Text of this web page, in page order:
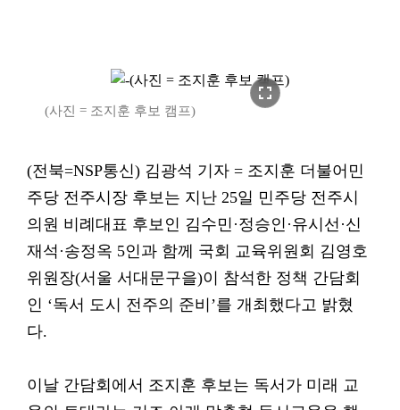
fullscreen
(사진 = 조지훈 후보 캠프)
(전북=NSP통신) 김광석 기자 = 조지훈 더불어민
주당 전주시장 후보는 지난 25일 민주당 전주시
의원 비례대표 후보인 김수민·정승인·유시선·신
재석·송정옥 5인과 함께 국회 교육위원회 김영호
위원장(서울 서대문구을)이 참석한 정책 간담회
인 ‘독서 도시 전주의 준비’를 개최했다고 밝혔
다.
이날 간담회에서 조지훈 후보는 독서가 미래 교